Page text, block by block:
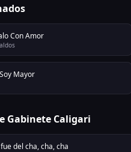
Con Amor
Mayor
Gabinete Caligari
del cha, cha, cha